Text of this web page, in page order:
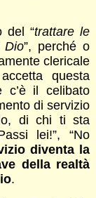
del “trattare le
Dio”, perché o
clericale
questa
c’è il celibato
di servizio
di chi ti sta
lei!”, “No
diventa la
della realtà
.